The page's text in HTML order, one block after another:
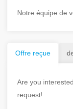
Notre équipe de
Offre reçue
Are you
request!